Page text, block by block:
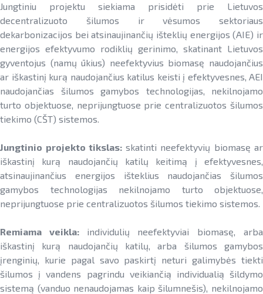
Jungtiniu projektu siekiama prisidėti prie Lietuvos
decentralizuoto šilumos ir vėsumos sektoriaus
dekarbonizacijos bei atsinaujinančių išteklių energijos (AIE) ir
energijos efektyvumo rodiklių gerinimo, skatinant Lietuvos
gyventojus (namų ūkius) neefektyvius biomasę naudojančius
ar iškastinį kurą naudojančius katilus keisti į efektyvesnes, AEI
naudojančias šilumos gamybos technologijas, nekilnojamo
turto objektuose, neprijungtuose prie centralizuotos šilumos
tiekimo (CŠT) sistemos.
Jungtinio projekto tikslas: skatinti neefektyvių biomasę ar
iškastinį kurą naudojančių katilų keitimą į efektyvesnes,
atsinaujinančius energijos išteklius naudojančias šilumos
gamybos technologijas nekilnojamo turto objektuose,
neprijungtuose prie centralizuotos šilumos tiekimo sistemos.
Remiama veikla: individulių
neefektyviai biomasę, arba
iškastinį kurą naudojančių katilų, arba šilumos gamybos
įrenginių, kurie pagal savo paskirtį neturi galimybės tiekti
šilumos į vandens pagrindu veikiančią individualią šildymo
sistemą (vanduo nenaudojamas kaip šilumnešis), nekilnojamo